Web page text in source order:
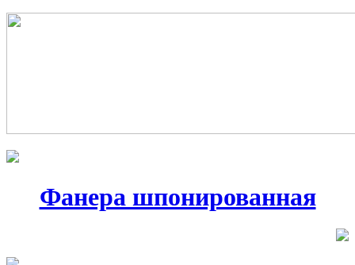
Фанера шпонированная